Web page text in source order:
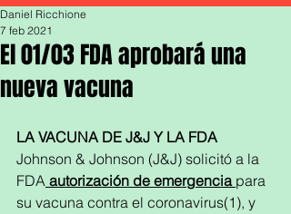
El 01/03 FDA aprobará una
nueva vacuna
Daniel Ricchione
7 feb 2021
LA VACUNA DE J&J Y LA FDA
Johnson & Johnson (J&J) solicitó a la
FDA autorización de emergencia para
su vacuna contra el coronavirus(1), y